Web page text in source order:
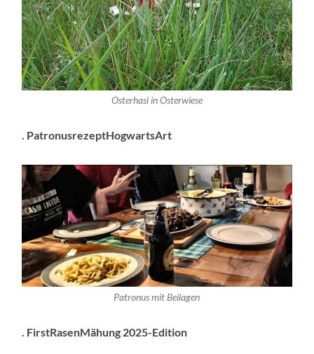
Osterhasi in Osterwiese
. PatronusrezeptHogwartsArt
Patronus mit Beilagen
. FirstRasenMähung 2025-Edition